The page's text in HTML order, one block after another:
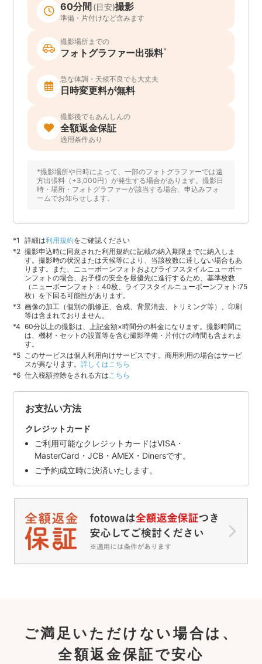
60分間 (目安)撮影
準備・片付けなど含みます
撮影場所までの
フォトグラファー出張料*
急な体調・天候不良でも大丈夫
日時変更料が無料
撮影後でもあんしんの
全額返金保証
適用条件あり
*撮影場所や日時によって、一部のフォトグラファーでは遠
方出張料（+3,000円）が発生する場合があります。撮影日
時・場所・フォトグラファーが該当する場合、申込みフォ
ームでお知らせします。
詳細は利用規約をご確認ください
撮影申込時に同意された利用規約に記載の納入期限までに納入しま
す。撮影時の状況または天候等により、当該枚数に達しない場合もあ
ります。また、ニューボーンフォトおよびライフスタイルニューボー
ンフォトの場合、お子様の安全を最優先に進行するため、基準枚数
（ニューボーンフォト：40枚、ライフスタイルニューボーンフォト:75
枚）を下回る可能性があります。
画像の加工（個別の肌修正、合成、背景消去、トリミング等）、印刷
等は含まれておりません。
60分以上の撮影は、上記金額×時間分の料金になります。撮影時間に
は、機材・セットの設置等を含む撮影準備・片付けの時間も含まれま
す。
このサービスは個人利用向けサービスです。商用利用の場合はサービ
スが異なります。詳しくはこちら
仕入税額控除をされる方は こちら
お支払い方法
クレジットカード
ご利用可能なクレジットカードはVISA・
MasterCard・JCB・AMEX・Dinersです。
ご予約成立時に決済いたします。
ご満足いただけない場合は、
全額返金保証で安心